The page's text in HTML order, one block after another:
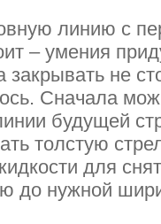
линию с
– умения
закрывать не
Сначала
будущей
толстую
для
до нужной